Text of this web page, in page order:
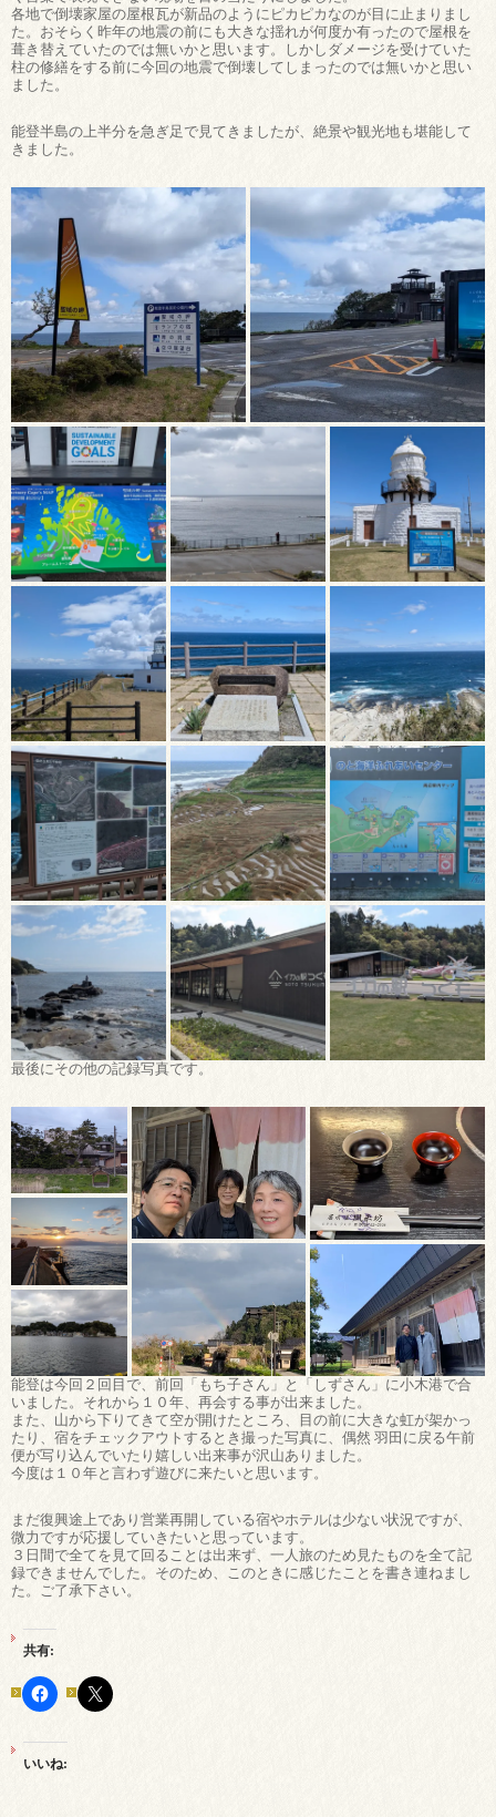
各地で倒壊家屋の屋根瓦が新品のようにピカピカなのが目に止まりまし
た。おそらく昨年の地震の前にも大きな揺れが何度か有ったので屋根を
葺き替えていたのでは無いかと思います。しかしダメージを受けていた
柱の修繕をする前に今回の地震で倒壊してしまったのでは無いかと思い
ました。
能登半島の上半分を急ぎ足で見てきましたが、絶景や観光地も堪能して
きました。
最後にその他の記録写真です。
能登は今回２回目で、前回「もち子さん」と「しずさん」に小木港で合
いました。それから１０年、再会する事が出来ました。
また、山から下りてきて空が開けたところ、目の前に大きな虹が架かっ
たり、宿をチェックアウトするとき撮った写真に、偶然 羽田に戻る午前
便が写り込んでいたり嬉しい出来事が沢山ありました。
今度は１０年と言わず遊びに来たいと思います。
まだ復興途上であり営業再開している宿やホテルは少ない状況ですが、
微力ですが応援していきたいと思っています。
３日間で全てを見て回ることは出来ず、一人旅のため見たものを全て記
録できませんでした。そのため、このときに感じたことを書き連ねまし
た。ご了承下さい。
共有:
いいね: